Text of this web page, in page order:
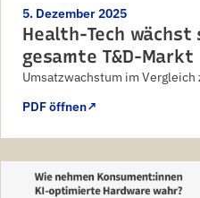
5. Dezember 2025
Health-Tech
gesamte T&D-Markt
Umsatzwachstum im Vergleich
PDF öffnen↗